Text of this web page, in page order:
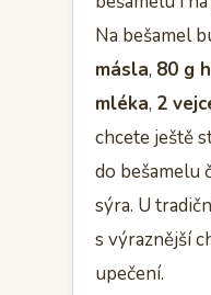
Na bešamel
másla, 80 g
mléka, 2
chcete ještě
do bešamelu
sýra. U
s výraznější
upečení.